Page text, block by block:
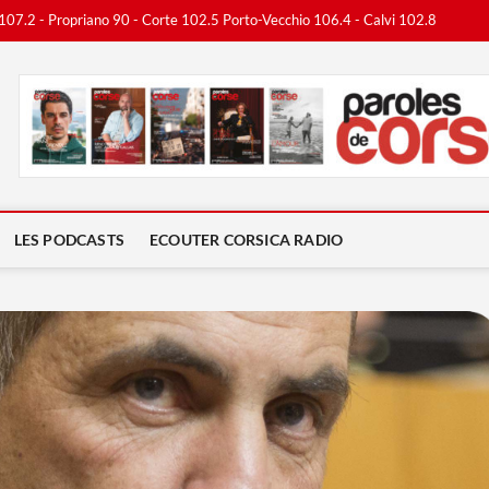
- Propriano 90 - Corte 102.5 Porto-Vecchio 106.4 - Calvi 102.8
Radio
LES PODCASTS ECOUTER CORSICA RADIO